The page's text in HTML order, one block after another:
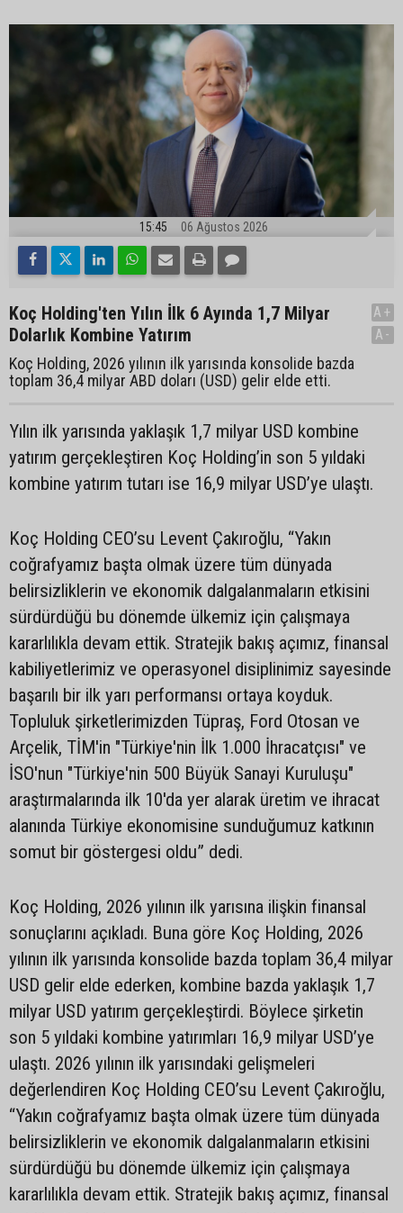
15:45 06 Ağustos 2026
Koç Holding'ten Yılın İlk 6 Ayında 1,7 Milyar
Dolarlık Kombine Yatırım
Koç Holding, 2026 yılının ilk yarısında konsolide bazda
toplam 36,4 milyar ABD doları (USD) gelir elde etti.
A+
A-
Yılın ilk yarısında yaklaşık 1,7 milyar USD kombine
yatırım gerçekleştiren Koç Holding’in son 5 yıldaki
kombine yatırım tutarı ise 16,9 milyar USD’ye ulaştı.
Koç Holding CEO’su Levent Çakıroğlu, “Yakın
coğrafyamız başta olmak üzere tüm dünyada
belirsizliklerin ve ekonomik dalgalanmaların etkisini
sürdürdüğü bu dönemde ülkemiz için çalışmaya
kararlılıkla devam ettik. Stratejik bakış açımız, finansal
kabiliyetlerimiz ve operasyonel disiplinimiz sayesinde
başarılı bir ilk yarı performansı ortaya koyduk.
Topluluk şirketlerimizden Tüpraş, Ford Otosan ve
Arçelik, TİM'in "Türkiye'nin İlk 1.000 İhracatçısı" ve
İSO'nun "Türkiye'nin 500 Büyük Sanayi Kuruluşu"
araştırmalarında ilk 10'da yer alarak üretim ve ihracat
alanında Türkiye ekonomisine sunduğumuz katkının
somut bir göstergesi oldu” dedi.
Koç Holding, 2026 yılının ilk yarısına ilişkin finansal
sonuçlarını açıkladı. Buna göre Koç Holding, 2026
yılının ilk yarısında konsolide bazda toplam 36,4 milyar
USD gelir elde ederken, kombine bazda yaklaşık 1,7
milyar USD yatırım gerçekleştirdi. Böylece şirketin
son 5 yıldaki kombine yatırımları 16,9 milyar USD’ye
ulaştı. 2026 yılının ilk yarısındaki gelişmeleri
değerlendiren Koç Holding CEO’su Levent Çakıroğlu,
“Yakın coğrafyamız başta olmak üzere tüm dünyada
belirsizliklerin ve ekonomik dalgalanmaların etkisini
sürdürdüğü bu dönemde ülkemiz için çalışmaya
kararlılıkla devam ettik. Stratejik bakış açımız, finansal